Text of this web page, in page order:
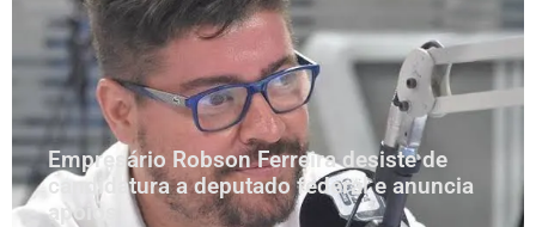
Empresário Robson Ferreira desiste de
candidatura a deputado federal e anuncia
apoios